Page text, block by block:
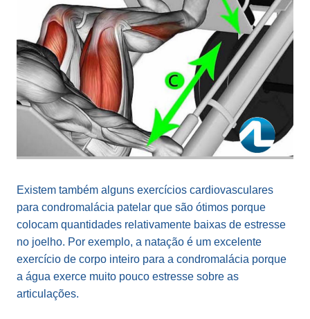
Existem também alguns exercícios cardiovasculares
para condromalácia patelar que são ótimos porque
colocam quantidades relativamente baixas de estresse
no joelho. Por exemplo, a natação é um excelente
exercício de corpo inteiro para a condromalácia porque
a água exerce muito pouco estresse sobre as
articulações.